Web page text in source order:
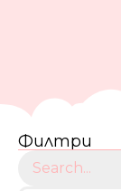
Филтри